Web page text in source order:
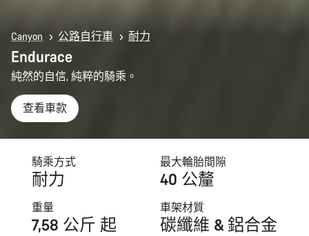
Canyon 公路自行車 耐力
Endurace
純然的自信, 純粹的騎乘。
查看車款
騎乘方式
耐力
最大輪胎間隙
40 公釐
重量
7,58 公斤 起
車架材質
碳纖維 & 鋁合金